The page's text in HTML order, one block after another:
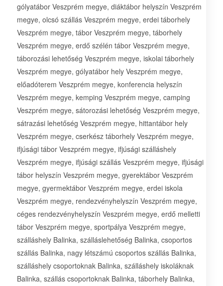
gólyatábor Veszprém megye, diáktábor helyszín Veszprém
megye, olcsó szállás Veszprém megye, erdei táborhely
Veszprém megye, tábor Veszprém megye, táborhely
Veszprém megye, erdő szélén tábor Veszprém megye,
táborozási lehetőség Veszprém megye, iskolai táborhely
Veszprém megye, gólyatábor hely Veszprém megye,
előadóterem Veszprém megye, konferencia helyszín
Veszprém megye, kemping Veszprém megye, camping
Veszprém megye, sátorozási lehetőség Veszprém megye,
sátrazási lehetőség Veszprém megye, hittantábor hely
Veszprém megye, cserkész táborhely Veszprém megye,
ifjúsági tábor Veszprém megye, ifjúsági szálláshely
Veszprém megye, ifjúsági szállás Veszprém megye, ifjúsági
tábor helyszín Veszprém megye, gyerektábor Veszprém
megye, gyermektábor Veszprém megye, erdei iskola
Veszprém megye, rendezvényhelyszín Veszprém megye,
céges rendezvényhelyszín Veszprém megye, erdő melletti
tábor Veszprém megye, sportpálya Veszprém megye,
szálláshely Balinka, szálláslehetőség Balinka, csoportos
szállás Balinka, nagy létszámú csoportos szállás Balinka,
szálláshely csoportoknak Balinka, szálláshely iskoláknak
Balinka, szállás csoportoknak Balinka, táborhely Balinka,